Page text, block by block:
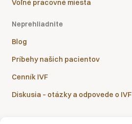
Voľné pracovné miesta
Neprehliadnite
Blog
Príbehy našich pacientov
Cenník IVF
Diskusia – otázky a odpovede o IVF